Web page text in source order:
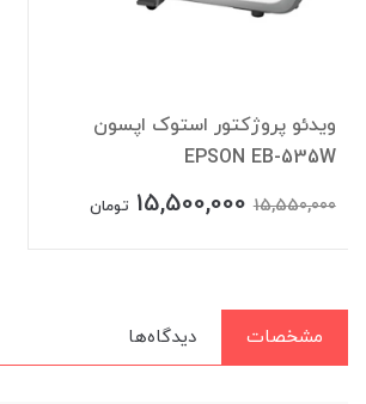
ویدئو پروژکتور استوک اپسون
EPSON EB-535W
15,550,000
15,500,000 تومان
مشخصات دیدگاه‌ها